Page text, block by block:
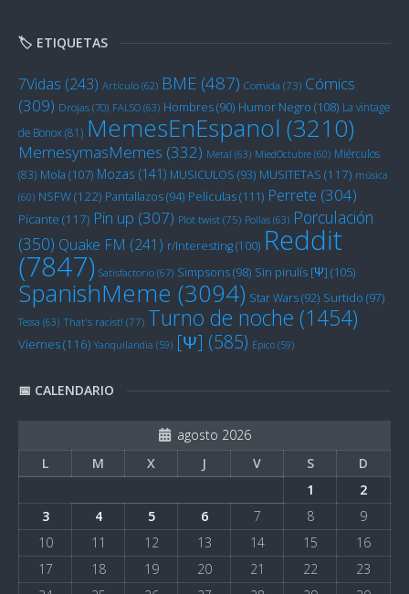
🏷️ ETIQUETAS
7Vidas (243) Artículo (62) BME (487) Comida (73) Cómics
(309) Drojas (70) FALSO (63) Hombres(90) Humor Negro (108) La vintage
de Bonox(81) MemesEnEspanol (3210)
MemesymasMemes (332) Metal (63) MiedOctubre (60) Miérculos
(83) Mola (107) Mozas (141) MUSICULOS (93) MUSITETAS (117) música
(60) NSFW(122) Pantallazos(94) Películas(111) Perrete (304)
Picante (117) Pin up (307) Plot twist (75) Pollas (63) Porculación
(350) Quake FM (241) r/Interesting(100) Reddit
(7847) Satisfactorio (67) Simpsons(98) Sin pirulís [Ψ] (105)
SpanishMeme (3094) Star Wars(92) Surtido (97)
Tessa (63) That's racist! (77) Turno de noche (1454)
Viernes(116) Yanquilandia (59) [Ψ] (585) Épico (59)
📅 CALENDARIO
agosto 2026
L
M X J V S
D
1
2
3
4 5 6 7 8
9
10
11 12 13 14 15
16
17
18 19 20 21 22
23